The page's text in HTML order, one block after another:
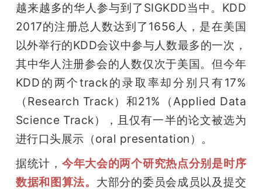
越来越多的华人参与到了SIGKDD当中。KDD
2017的注册总人数达到了1656人，是在美国
以外举行的KDD会议中参与人数最多的一次，
其中华人注册参会的人数仅次于美国。但今年
KDD的两个track的录取率却分别只有17%
（Research Track）和21%（Applied Data
Science Track），且仅有一半的论文被选为
进行口头展示（oral presentation）。
据统计， 今年大会的两个研究热点分别是时序
数据和图算法。 大部分的委员会成员以及提交